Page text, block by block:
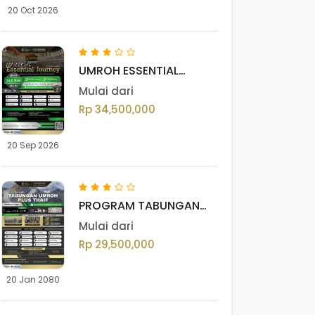
20 Oct 2026
20 Sep 2026
UMROH ESSENTIAL
JOURNEY SEPTEMBER
2026
Mulai dari
Rp 34,500,000
20 Jan 2080
PROGRAM TABUNGAN
UMROH PLUS THAIF
Mulai dari
Rp 29,500,000